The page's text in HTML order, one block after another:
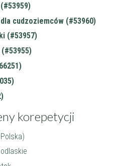
cudzoziemców (#53960)
(#53957)
korepetycji